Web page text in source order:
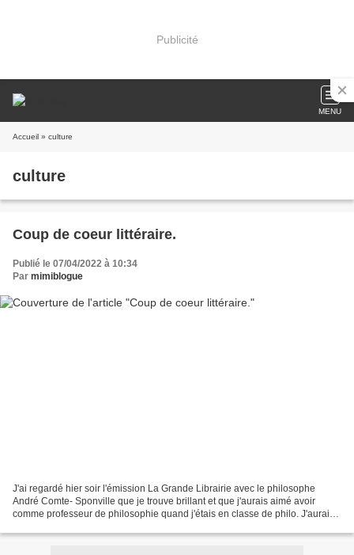
Publicité
MENU
Accueil » culture
culture
Coup de coeur littéraire.
Publié le 07/04/2022 à 10:34
Par mimiblogue
J'ai regardé hier soir l'émission La Grande Librairie avec le philosophe
André Comte- Sponville que je trouve brillant et que j'aurais aimé avoir
comme professeur de philosophie quand j'étais en classe de philo. J'aurai